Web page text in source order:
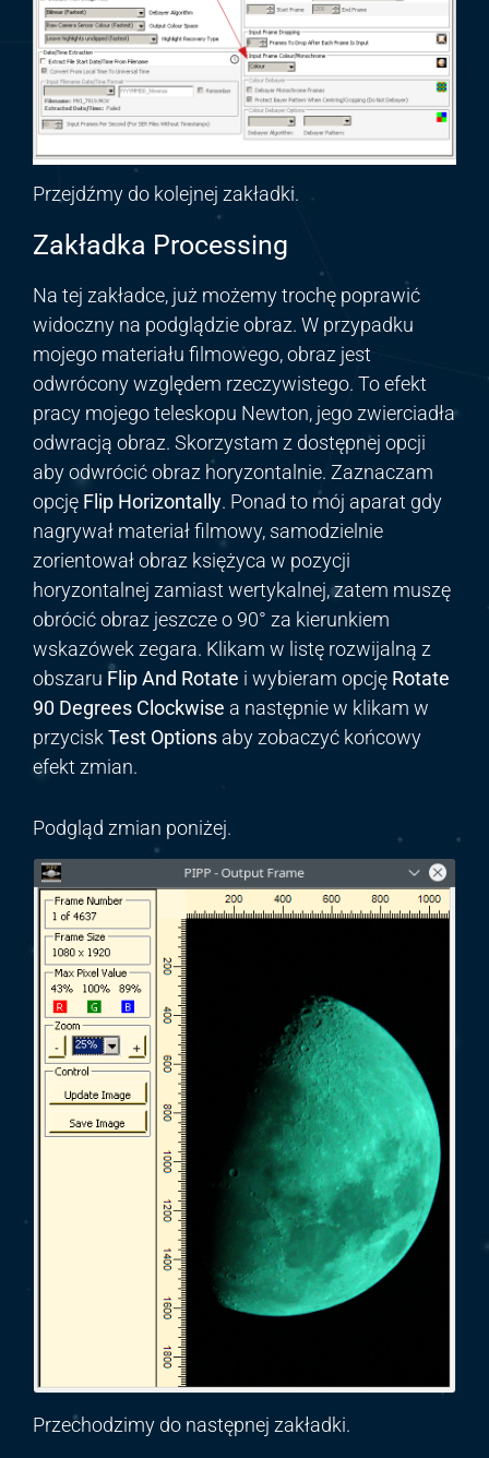
Przejdźmy do kolejnej zakładki.
Zakładka Processing
Na tej zakładce, już możemy trochę poprawić
widoczny na podglądzie obraz. W przypadku
mojego materiału filmowego, obraz jest
odwrócony względem rzeczywistego. To efekt
pracy mojego teleskopu Newton, jego zwierciadła
odwracją obraz. Skorzystam z dostępnej opcji
aby odwrócić obraz horyzontalnie. Zaznaczam
opcję Flip Horizontally. Ponad to mój aparat gdy
nagrywał materiał filmowy, samodzielnie
zorientował obraz księżyca w pozycji
horyzontalnej zamiast wertykalnej, zatem muszę
obrócić obraz jeszcze o 90° za kierunkiem
wskazówek zegara. Klikam w listę rozwijalną z
obszaru Flip And Rotate i wybieram opcję Rotate
90 Degrees Clockwise a następnie w klikam w
przyciskTest Options aby zobaczyć końcowy
efekt zmian.
Podgląd zmian poniżej.
Przechodzimy do następnej zakładki.